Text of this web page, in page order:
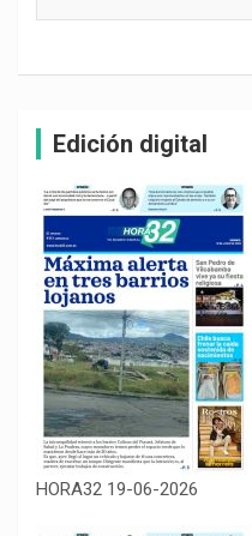
Edición digital
HORA32 19-06-2026